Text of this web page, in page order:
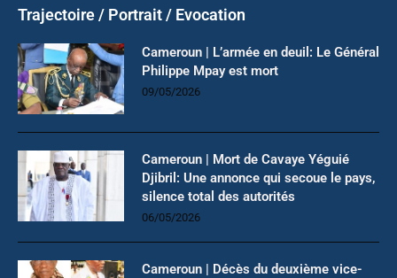
Trajectoire / Portrait / Evocation
Cameroun | L’armée en deuil: Le Général
Philippe Mpay est mort
09/05/2026
Cameroun | Mort de Cavaye Yéguié
Djibril: Une annonce qui secoue le pays,
silence total des autorités
06/05/2026
Cameroun | Décès du deuxième vice-